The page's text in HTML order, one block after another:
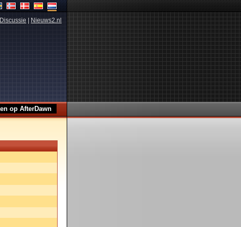
Discussie Nieuws2.nl